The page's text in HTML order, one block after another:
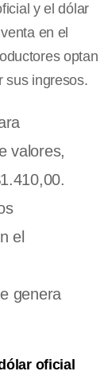
y el dólar
en el
optan
sus ingresos.
valores,
el
genera
oficial